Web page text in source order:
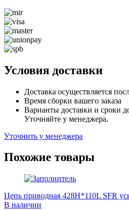
Условия доставки
Доставка осуществляется
Время сборки вашего заказа
Варианты доставки и сроки
Уточняйте у менеджера.
Уточнить у менеджера
Похожие товары
Цепь приводная 428H*110L SFR
В наличии